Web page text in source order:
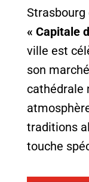
« Capitale
ville est
son
cathédrale
traditions
touche